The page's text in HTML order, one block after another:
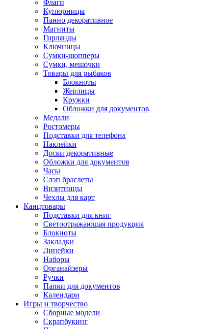
Флаги
Купюрницы
Панно декоративное
Магниты
Гирлянды
Ключницы
Сумки-шопперы
Сумки, мешочки
Товары для рыбаков
Блокноты
Жерлицы
Кружки
Обложки для документов
Медали
Ростомеры
Подставки для телефона
Наклейки
Доски декоративные
Обложки для документов
Часы
Слэп браслеты
Визитницы
Чехлы для карт
Канцтовары
Подставки для книг
Светоотражающая продукция
Блокноты
Закладки
Линейки
Наборы
Органайзеры
Ручки
Папки для документов
Календари
Игры и творчество
Сборные модели
Скрапбукинг